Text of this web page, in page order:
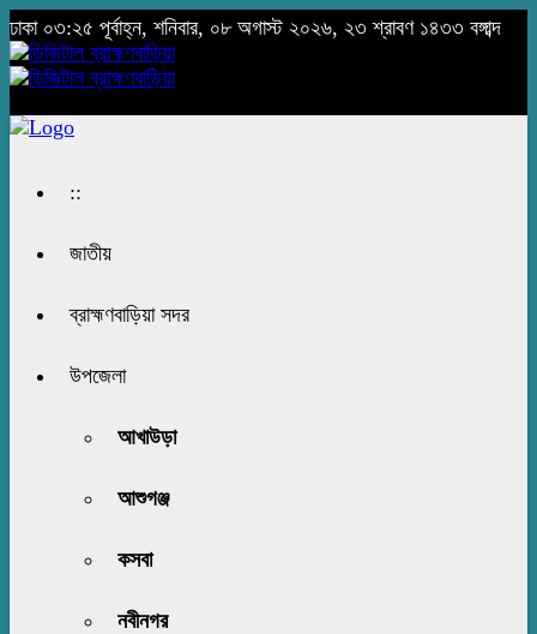
ঢাকা ০৩:২৫ পূর্বাহ্ন, শনিবার, ০৮ অগাস্ট ২০২৬, ২৩ শ্রাবণ ১৪৩৩ বঙ্গাব্দ
::
জাতীয়
ব্রাহ্মণবাড়িয়া সদর
উপজেলা
আখাউড়া
আশুগঞ্জ
কসবা
নবীনগর